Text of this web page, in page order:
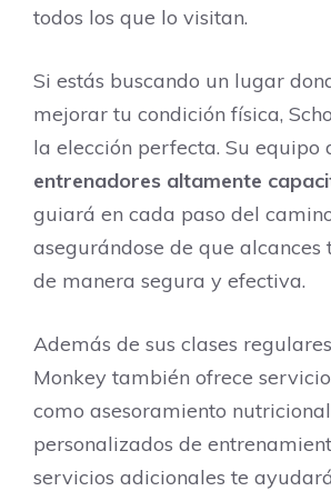
todos los que lo visitan.
Si estás buscando un lugar
mejorar tu condición física,
la elección perfecta. Su equipo
entrenadores altamente
guiará en cada paso del
asegurándose de que alcances
de manera segura y efectiva.
Además de sus clases
Monkey también ofrece
como asesoramiento
personalizados de
servicios adicionales te